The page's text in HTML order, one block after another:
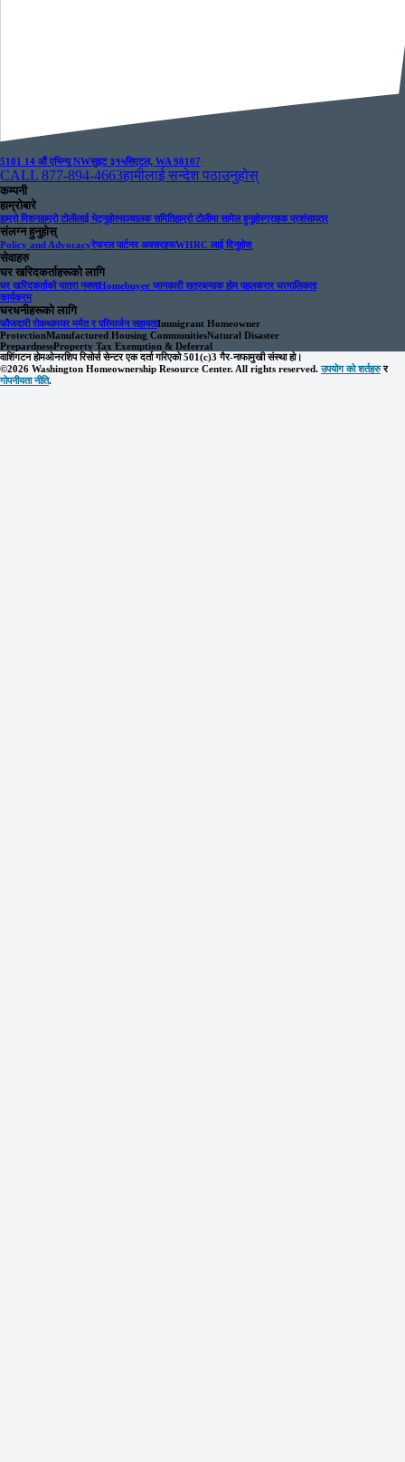
5101 14 औं एभिन्यू NWसुइट ३१५सिएटल, WA 98107
CALL 877-894-4663हामीलाई सन्देश पठाउनुहोस्
कम्पनी
हाम्रोबारे
हाम्रो मिशनहाम्रो टोलीलाई भेट्नुहोस्सञ्चालक समितिहाम्रो टोलीमा सामेल हुनुहोस्ग्राहक प्रशंसापत्र
संलग्न हुनुहोस्
Policy and Advocacyरेफरल पार्टनर अवसरहरूWHRC लाई दिनुहोस्
सेवाहरु
घर खरिदकर्ताहरूको लागि
घर खरिदकर्ताको यात्रा नक्साHomebuyer जानकारी सत्रब्ल्याक होम पहलकरार घरमालिकता
कार्यक्रम
घरधनीहरूको लागि
फौजदारी रोकथामघर मर्मत र परिमार्जन सहायताImmigrant Homeowner
ProtectionManufactured Housing CommunitiesNatural Disaster
PrepardnessProperty Tax Exemption & Deferral
वाशिंगटन होमओनरशिप रिसोर्स सेन्टर एक दर्ता गरिएको 501(c)3 गैर-नाफामुखी संस्था हो।
©2026 Washington Homeownership Resource Center. All rights reserved.उपयोग को शर्तहरुर
गोपनीयता नीति.